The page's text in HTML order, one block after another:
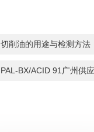
切削油的用途与检测方法
PAL-BX/ACID 91广州供